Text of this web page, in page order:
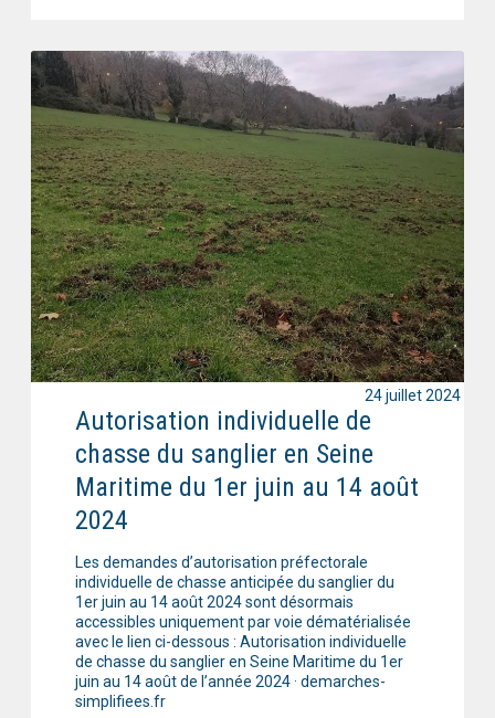
Autorisation individuelle de
chasse du sanglier en Seine
Maritime du 1er juin au 14 août
2024
Les demandes d’autorisation préfectorale
individuelle de chasse anticipée du sanglier du
1er juin au 14 août 2024 sont désormais
accessibles uniquement par voie dématérialisée
avec le lien ci-dessous : Autorisation individuelle
de chasse du sanglier en Seine Maritime du 1er
juin au 14 août de l’année 2024 · demarches-
simplifiees.fr
24 juillet 2024